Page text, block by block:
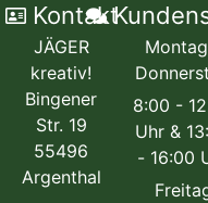
Kontakt
JÄGER
kreativ!
Bingener
Str. 19
55496
Argenthal
8:00 -
Uhr &
- 16:00